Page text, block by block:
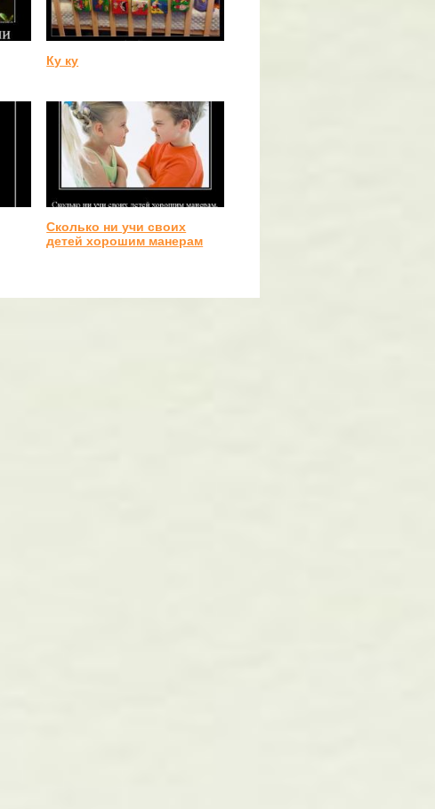
Ку ку
Сколько ни учи своих
детей хорошим манерам